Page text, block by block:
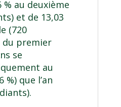
% au deuxième
et de 13,03
(720
du premier
se
au
%) que l’an